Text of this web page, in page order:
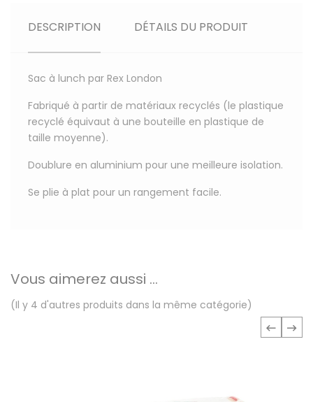
DESCRIPTION DÉTAILS DU PRODUIT
Sac à lunch par Rex London
Fabriqué à partir de matériaux recyclés (le plastique
recyclé équivaut à une bouteille en plastique de
taille moyenne).
Doublure en aluminium pour une meilleure isolation.
Se plie à plat pour un rangement facile.
Vous aimerez aussi ...
(Il y 4 d'autres produits dans la même catégorie)